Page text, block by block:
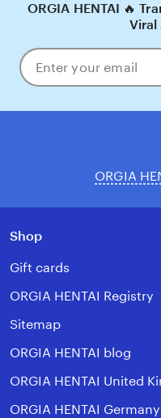
ORGIA HENTAI 🔥
Viral
Enter
your
ORGIA
Shop
Gift cards
ORGIA HENTAI Registry
Sitemap
ORGIA HENTAI blog
ORGIA HENTAI United
ORGIA HENTAI Germany